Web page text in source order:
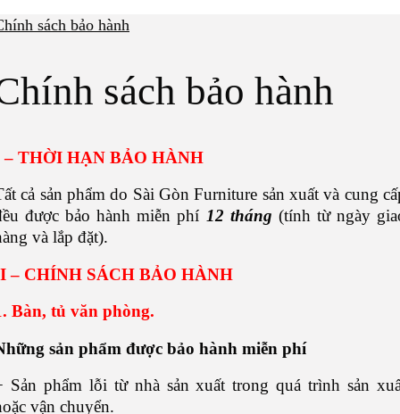
sách bảo hành
sách bảo hành
– THỜI HẠN BẢO HÀNH
cả sản phẩm do Sài Gòn Furniture sản xuất và cung
được bảo hành miễn phí 12 tháng (tính từ ngày
và lắp đặt).
– CHÍNH SÁCH BẢO HÀNH
. Bàn, tủ văn phòng.
sản phẩm được bảo hành miễn phí
Sản phẩm lỗi từ nhà sản xuất trong quá trình sản
vận chuyển.